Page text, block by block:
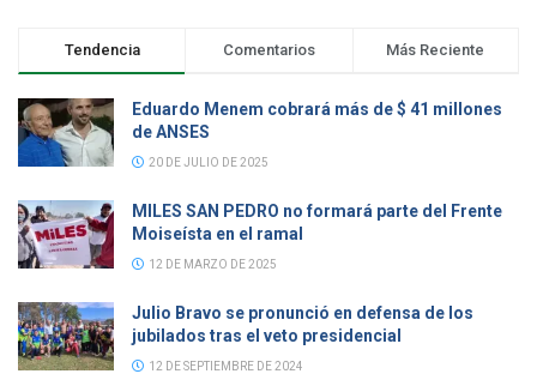
Tendencia Comentarios Más Reciente
Eduardo Menem cobrará más de $ 41 millones
de ANSES
20 DE JULIO DE 2025
MILES SAN PEDRO no formará parte del Frente
Moiseísta en el ramal
12 DE MARZO DE 2025
Julio Bravo se pronunció en defensa de los
jubilados tras el veto presidencial
12 DE SEPTIEMBRE DE 2024